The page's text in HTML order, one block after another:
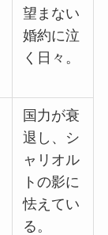
望まない
婚約に泣
く日々。
国力が衰
退し、シ
ャリオル
トの影に
怯えてい
る。